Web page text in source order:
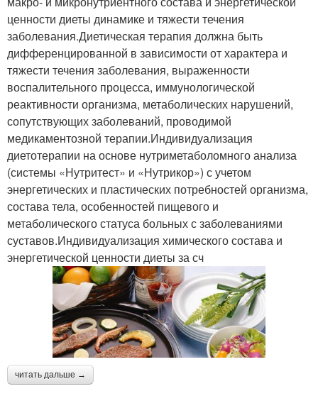
ценности диеты динамике и тяжести течения
заболевания.Диетическая терапия должна быть
дифференцированной в зависимости от характера и
тяжести течения заболевания, выраженности
воспалительного процесса, иммунологической
реактивности организма, метаболических нарушений,
сопутствующих заболеваний, проводимой
медикаментозной терапии.Индивидуализация
диетотерапии на основе нутриметаболомного анализа
(системы «Нутритест» и «Нутрикор») с учетом
энергетических и пластических потребностей организма,
состава тела, особенностей пищевого и
метаболического статуса больных с заболеваниями
суставов.Индивидуализация химического состава и
энергетической ценности диеты за сч
читать дальше →